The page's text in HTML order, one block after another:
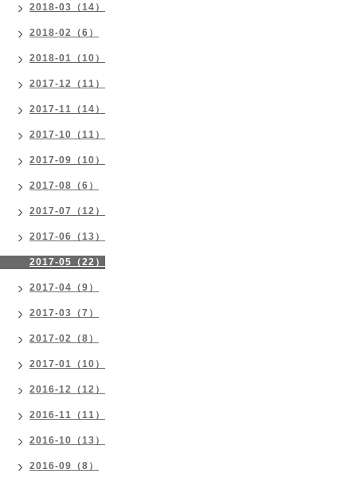
2018-03（14）
2018-02（6）
2018-01（10）
2017-12（11）
2017-11（14）
2017-10（11）
2017-09（10）
2017-08（6）
2017-07（12）
2017-06（13）
2017-05（22）
2017-04（9）
2017-03（7）
2017-02（8）
2017-01（10）
2016-12（12）
2016-11（11）
2016-10（13）
2016-09（8）